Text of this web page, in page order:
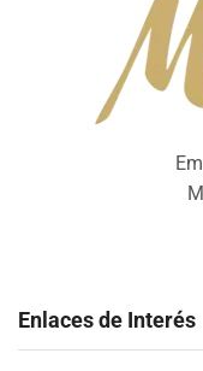
Enlaces de Interés